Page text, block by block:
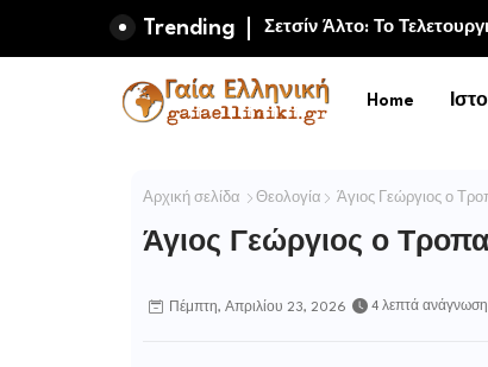
Trending Μαμούθ και πρώιμη
Home
Αρχική σελίδα Θεολογία Άγιος Γεώργιος ο
Άγιος Γεώργιος ο
Πέμπτη, Απριλίου 23, 2026 4 λεπτά